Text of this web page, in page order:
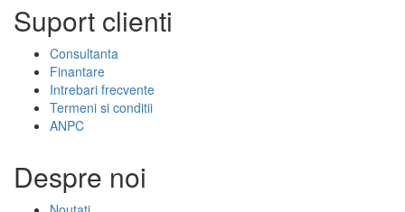
Suport clienti
Consultanta
Finantare
Intrebari frecvente
Termeni si conditii
ANPC
Despre noi